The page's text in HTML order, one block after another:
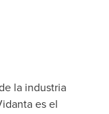
la industria
es el